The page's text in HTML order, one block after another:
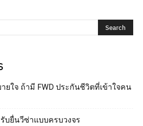
ใจ ถ้ามี FWD ประกันชีวิตที่เข้าใจคน
บยื่นวีซ่าแบบครบวงจร